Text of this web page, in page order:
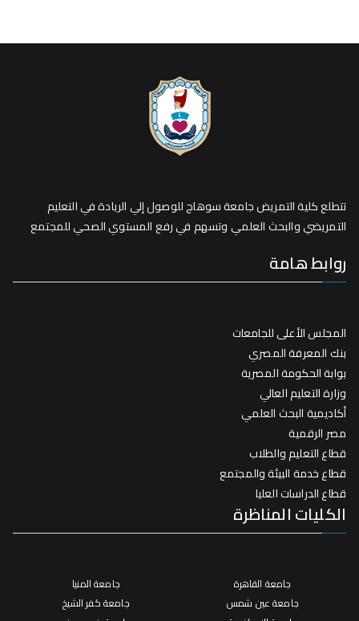
تتطلع كلية التمريض جامعة سوهاج للوصول إلي الريادة في التعليم
التمريضي والبحث العلمي وتسهم في رفع المستوي الصحي للمجتمع
روابط هامة
المجلس الأعلى للجامعات
بنك المعرفة المصري
بوابة الحكومة المصرية
وزارة التعليم العالي
أكاديمية البحث العلمي
مصر الرقمية
قطاع التعليم والطلاب
قطاع خدمة البيئة والمجتمع
قطاع الدراسات العليا
الكليات المناظرة
جامعة القاهرة
جامعة عين شمس
جامعة المنيا
جامعة كفر الشيخ